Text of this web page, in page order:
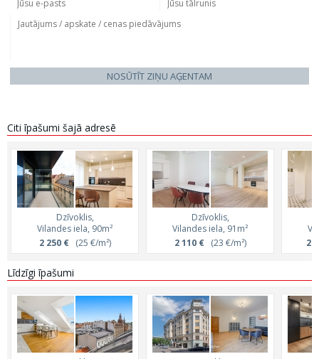
NOSŪTĪT ZIŅU AĢENTAM
Citi īpašumi šajā adresē
Dzīvoklis,
Vilandes iela, 90m²
2 250 €(25 €/m²)
Dzīvoklis,
Vilandes iela, 91m²
2 110 €(23 €/m²)
2
Līdzīgi īpašumi